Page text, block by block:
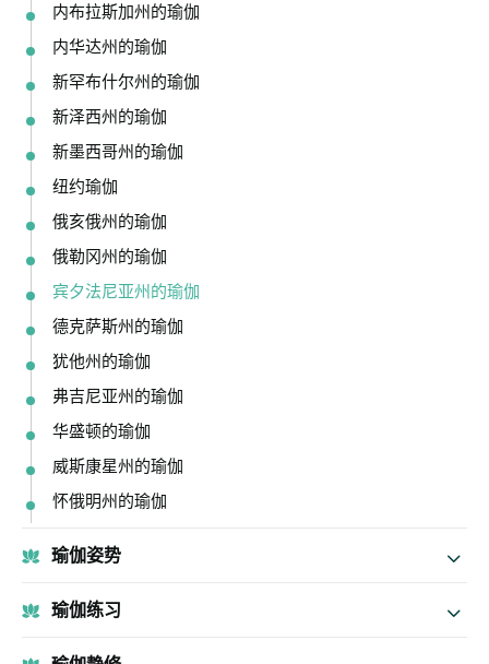
内布拉斯加州的瑜伽
内华达州的瑜伽
新罕布什尔州的瑜伽
新泽西州的瑜伽
新墨西哥州的瑜伽
纽约瑜伽
俄亥俄州的瑜伽
俄勒冈州的瑜伽
宾夕法尼亚州的瑜伽
德克萨斯州的瑜伽
犹他州的瑜伽
弗吉尼亚州的瑜伽
华盛顿的瑜伽
威斯康星州的瑜伽
怀俄明州的瑜伽
瑜伽姿势
瑜伽练习